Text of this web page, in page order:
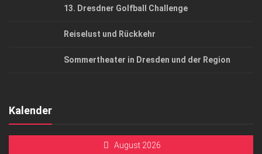
13. Dresdner Golfball Challenge
Reiselust und Rückkehr
Sommertheater in Dresden und der Region
Kalender
August 2026